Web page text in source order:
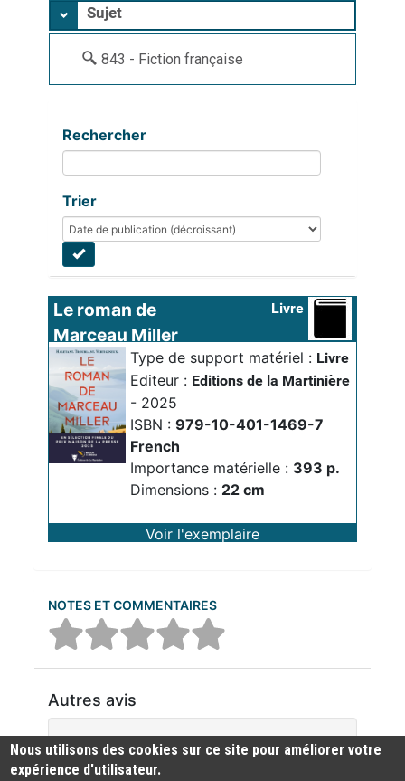
Sujet
843 - Fiction française
Rechercher
Trier
Le roman de
Marceau Miller
Livre
Type de support matériel : Livre
Editeur : Editions de la Martinière
- 2025
ISBN : 979-10-401-1469-7
French
Importance matérielle : 393 p.
Dimensions : 22 cm
Voir l'exemplaire
NOTES ET COMMENTAIRES
Autres avis
Aucun commentaire n'a été trouvé
Nous utilisons des cookies sur ce site pour améliorer votre
expérience d'utilisateur.